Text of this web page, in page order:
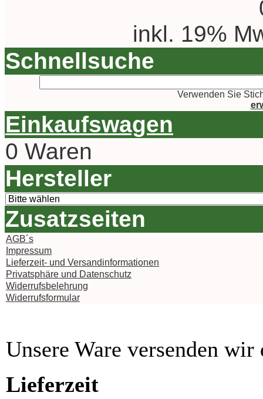
inkl. 19%
Schnellsuche
Verwenden Sie
Einkaufswagen
0 Waren
Hersteller
Zusatzseiten
AGB´s
Impressum
Lieferzeit- und Versandinformationen
Privatsphäre und Datenschutz
Widerrufsbelehrung
Widerrufsformular
Unsere Ware versenden
Lieferzeit